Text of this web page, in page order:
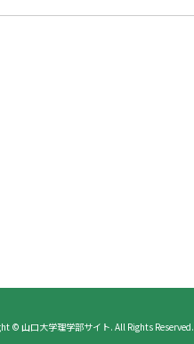
© 山口大学理学部サイト. All Rights Reserved.